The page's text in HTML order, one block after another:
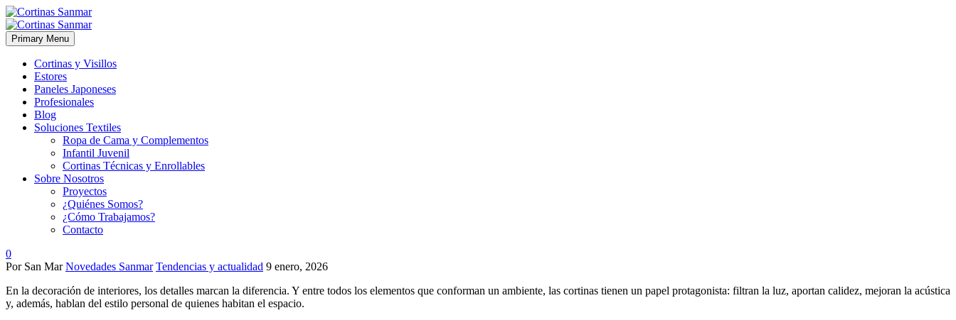
Primary Menu
Cortinas y Visillos
Estores
Paneles Japoneses
Profesionales
Blog
Soluciones Textiles
Ropa de Cama y Complementos
Infantil Juvenil
Cortinas Técnicas y Enrollables
Sobre Nosotros
Proyectos
¿Quiénes Somos?
¿Cómo Trabajamos?
Contacto
0
Por San Mar Novedades Sanmar Tendencias y actualidad 9 enero, 2026
En la decoración de interiores, los detalles marcan la diferencia. Y entre todos los elementos que conforman un ambiente, las cortinas tienen un papel protagonista: filtran la luz, aportan calidez, mejoran la acústica
y, además, hablan del estilo personal de quienes habitan el espacio.